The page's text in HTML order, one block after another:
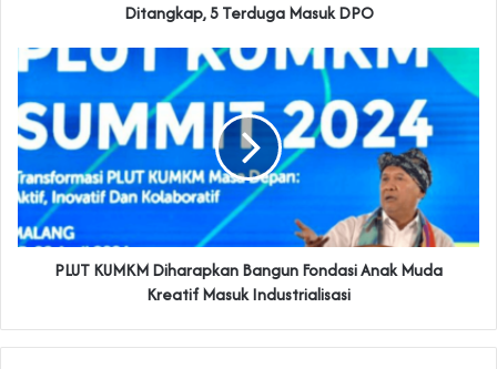
Ditangkap, 5 Terduga Masuk DPO
PLUT KUMKM Diharapkan Bangun Fondasi Anak Muda
Kreatif Masuk Industrialisasi